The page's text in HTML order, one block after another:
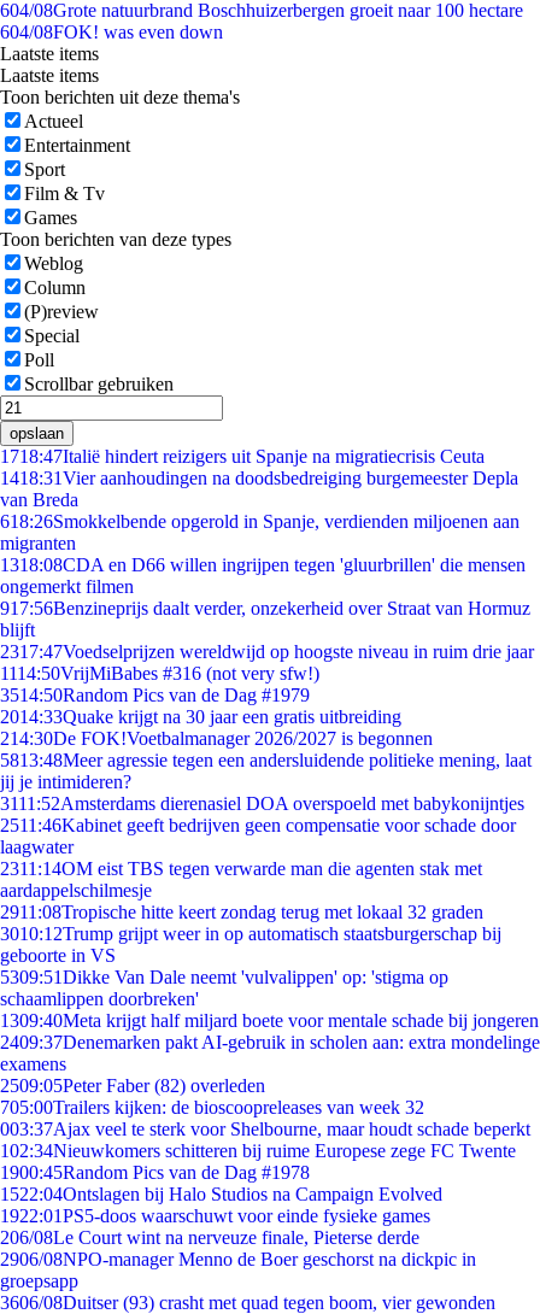
604/08Grote natuurbrand Boschhuizerbergen groeit naar 100 hectare
604/08FOK! was even down
Laatste items
Laatste items
Toon berichten uit deze thema's
Actueel
Entertainment
Sport
Film & Tv
Games
Toon berichten van deze types
Weblog
Column
(P)review
Special
Poll
Scrollbar gebruiken
opslaan
1718:47Italië hindert reizigers uit Spanje na migratiecrisis Ceuta
1418:31Vier aanhoudingen na doodsbedreiging burgemeester Depla
van Breda
618:26Smokkelbende opgerold in Spanje, verdienden miljoenen aan
migranten
1318:08CDA en D66 willen ingrijpen tegen 'gluurbrillen' die mensen
ongemerkt filmen
917:56Benzineprijs daalt verder, onzekerheid over Straat van Hormuz
blijft
2317:47Voedselprijzen wereldwijd op hoogste niveau in ruim drie jaar
1114:50VrijMiBabes #316 (not very sfw!)
3514:50Random Pics van de Dag #1979
2014:33Quake krijgt na 30 jaar een gratis uitbreiding
214:30De FOK!Voetbalmanager 2026/2027 is begonnen
5813:48Meer agressie tegen een andersluidende politieke mening, laat
jij je intimideren?
3111:52Amsterdams dierenasiel DOA overspoeld met babykonijntjes
2511:46Kabinet geeft bedrijven geen compensatie voor schade door
laagwater
2311:14OM eist TBS tegen verwarde man die agenten stak met
aardappelschilmesje
2911:08Tropische hitte keert zondag terug met lokaal 32 graden
3010:12Trump grijpt weer in op automatisch staatsburgerschap bij
geboorte in VS
5309:51Dikke Van Dale neemt 'vulvalippen' op: 'stigma op
schaamlippen doorbreken'
1309:40Meta krijgt half miljard boete voor mentale schade bij jongeren
2409:37Denemarken pakt AI-gebruik in scholen aan: extra mondelinge
examens
2509:05Peter Faber (82) overleden
705:00Trailers kijken: de bioscoopreleases van week 32
003:37Ajax veel te sterk voor Shelbourne, maar houdt schade beperkt
102:34Nieuwkomers schitteren bij ruime Europese zege FC Twente
1900:45Random Pics van de Dag #1978
1522:04Ontslagen bij Halo Studios na Campaign Evolved
1922:01PS5-doos waarschuwt voor einde fysieke games
206/08Le Court wint na nerveuze finale, Pieterse derde
2906/08NPO-manager Menno de Boer geschorst na dickpic in
groepsapp
3606/08Duitser (93) crasht met quad tegen boom, vier gewonden